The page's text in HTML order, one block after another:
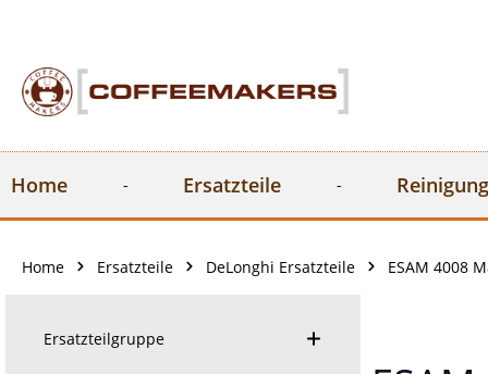
Home Ersatzteile
Home Ersatzteile DeLonghi Ersatzteile ESAM 4008
Ersatzteilgruppe